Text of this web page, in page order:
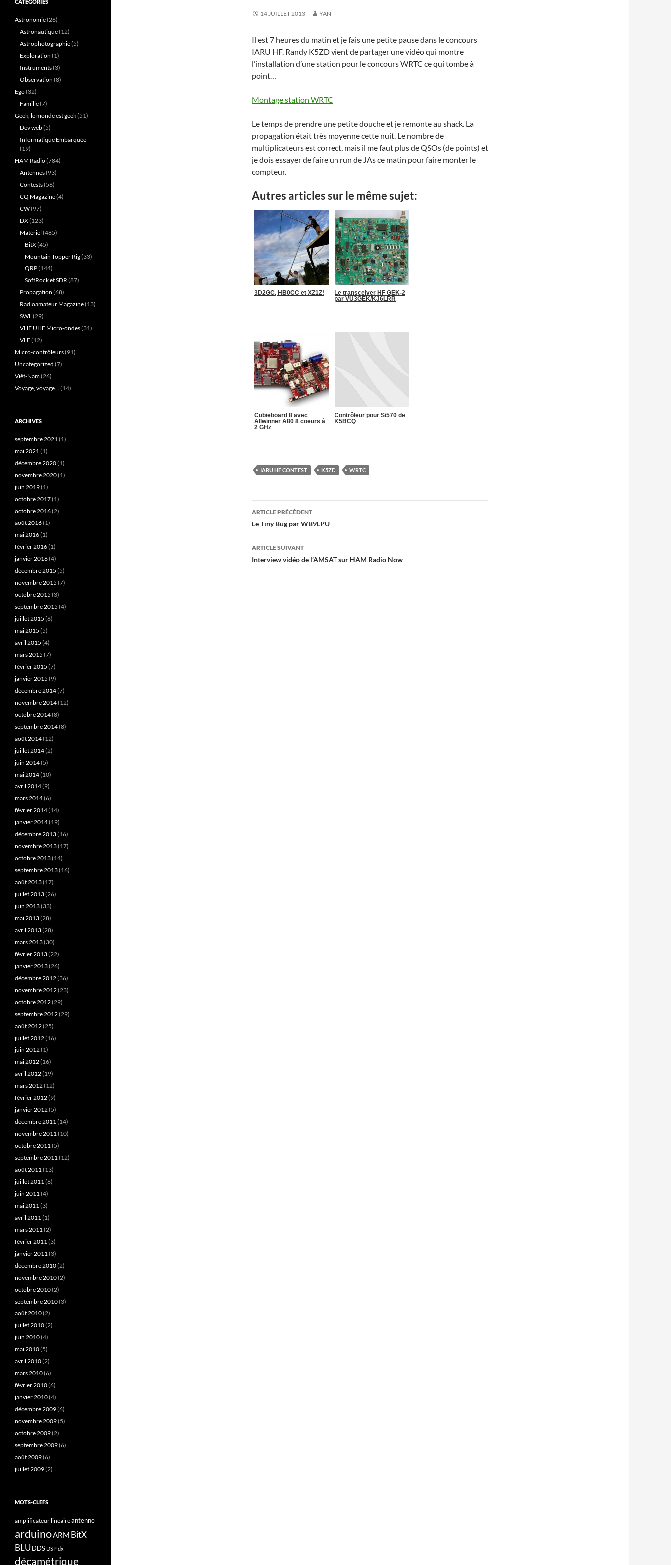
14 JUILLET 2013 YAN
Il est 7 heures du matin et je fais une petite pause dans le concours
IARU HF. Randy K5ZD vient de partager une vidéo qui montre
l’installation d’une station pour le concours WRTC ce qui tombe à
point…
Montage station WRTC
Le temps de prendre une petite douche et je remonte au shack. La
propagation était très moyenne cette nuit. Le nombre de
multiplicateurs est correct, mais il me faut plus de QSOs (de points) et
je dois essayer de faire un run de JAs ce matin pour faire monter le
compteur.
Autres articles sur le même sujet:
3D2GC, HB0CC et XZ1Z!
Le transceiver HF GEK-2
par VU3GEK/KJ6LRR
Cubieboard 8 avec
Allwinner A80 8 coeurs à
2 GHz
Contrôleur pour Si570 de
K5BCQ
IARU HF CONTEST K5ZD WRTC
Navigation
des
articles
ARTICLE PRÉCÉDENT
Le Tiny Bug par WB9LPU
ARTICLE SUIVANT
Interview vidéo de l’AMSAT sur HAM Radio Now
CATÉGORIES
Astronomie(26)
Astronautique(12)
Astrophotographie(5)
Exploration (1)
Instruments(3)
Observation (8)
Ego(32)
Famille(7)
Geek, le monde est geek(51)
Dev web(5)
Informatique Embarquée
(19)
HAM Radio(784)
Antennes(93)
Contests(56)
CQ Magazine(4)
CW(97)
DX(123)
Matériel (485)
BitX(45)
Mountain Topper Rig(33)
QRP(144)
SoftRock et SDR(87)
Propagation (68)
Radioamateur Magazine(13)
SWL(29)
VHF UHF Micro-ondes(31)
VLF(12)
Micro-contrôleurs(91)
Uncategorized (7)
Viêt-Nam(26)
Voyage, voyage…(14)
ARCHIVES
septembre 2021(1)
mai 2021(1)
décembre 2020(1)
novembre 2020(1)
juin 2019(1)
octobre 2017(1)
octobre 2016(2)
août 2016(1)
mai 2016(1)
février 2016(1)
janvier 2016(4)
décembre 2015 (5)
novembre 2015 (7)
octobre 2015 (3)
septembre 2015 (4)
juillet 2015 (6)
mai 2015 (5)
avril 2015 (4)
mars 2015 (7)
février 2015 (7)
janvier 2015 (9)
décembre 2014(7)
novembre 2014(12)
octobre 2014(8)
septembre 2014(8)
août 2014(12)
juillet 2014(2)
juin 2014(5)
mai 2014(10)
avril 2014(9)
mars 2014(6)
février 2014(14)
janvier 2014(19)
décembre 2013(16)
novembre 2013(17)
octobre 2013(14)
septembre 2013(16)
août 2013(17)
juillet 2013(26)
juin 2013(33)
mai 2013(28)
avril 2013(28)
mars 2013(30)
février 2013(22)
janvier 2013(26)
décembre 2012(36)
novembre 2012(23)
octobre 2012(29)
septembre 2012(29)
août 2012(25)
juillet 2012(16)
juin 2012(1)
mai 2012(16)
avril 2012(19)
mars 2012(12)
février 2012(9)
janvier 2012(5)
décembre 2011(14)
novembre 2011(10)
octobre 2011(5)
septembre 2011(12)
août 2011(13)
juillet 2011(6)
juin 2011(4)
mai 2011(3)
avril 2011(1)
mars 2011(2)
février 2011(3)
janvier 2011(3)
décembre 2010(2)
novembre 2010(2)
octobre 2010(2)
septembre 2010(3)
août 2010(2)
juillet 2010(2)
juin 2010(4)
mai 2010(5)
avril 2010(2)
mars 2010(6)
février 2010(6)
janvier 2010(4)
décembre 2009(6)
novembre 2009(5)
octobre 2009(2)
septembre 2009(6)
août 2009(6)
juillet 2009(2)
MOTS-CLEFS
amplificateur linéaireantenne
arduinoARM BitX
BLU DDS DSPdx
décamétrique